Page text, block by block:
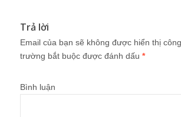
Trả lời
Email của bạn sẽ không được hiển thị
trường bắt buộc được đánh dấu *
Bình luận